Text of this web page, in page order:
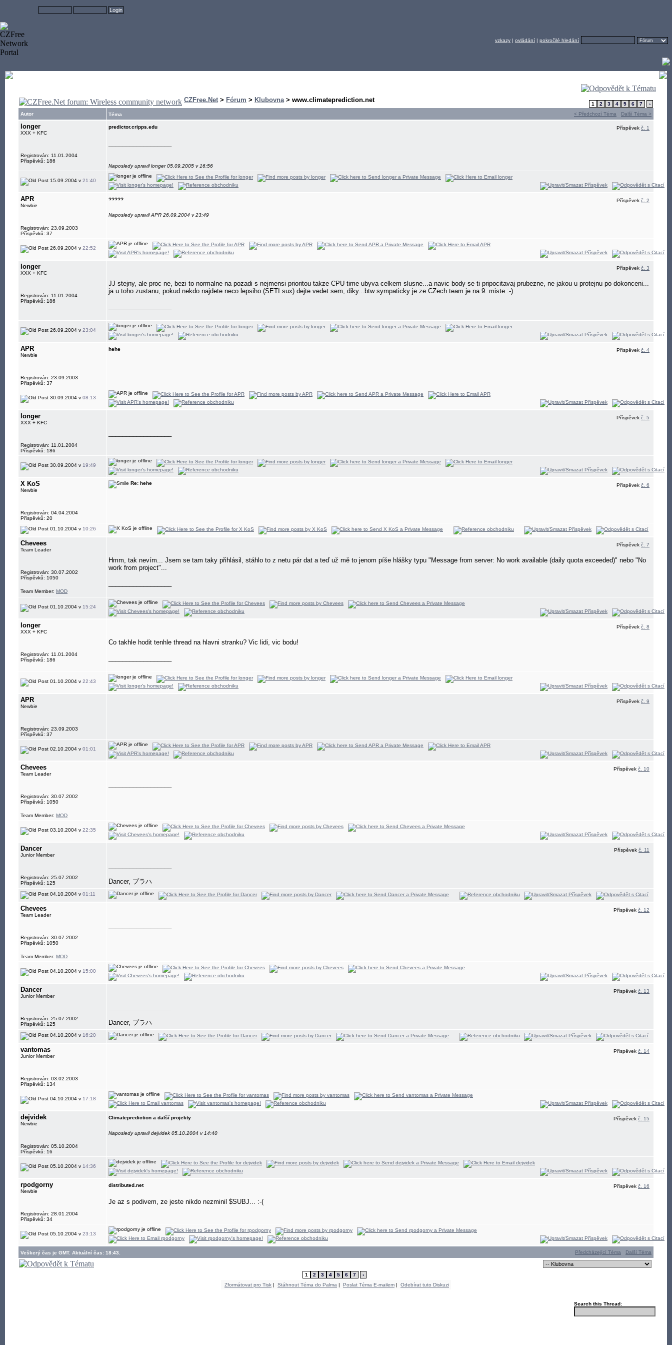
vzkazy | ovládání | pokročilé hledání
CZFree.Net > Fórum > Klubovna> www.climateprediction.net
1 2 3 4 5 6 7
›
Autor
Téma < Předchozí Téma Další Téma >
longer
XXX + KFC
Registrován: 11.01.2004
Příspěvků: 186
predictor.cripps.edu Příspěvek č. 1
Naposledy upravil longer 05.09.2005 v 16:56
15.09.2004 v 21:40
APR
Newbie
Registrován: 23.09.2003
Příspěvků: 37
????? Příspěvek č. 2
Naposledy upravil APR 26.09.2004 v 23:49
26.09.2004 v 22:52
longer
XXX + KFC
Registrován: 11.01.2004
Příspěvků: 186
Příspěvek č. 3
JJ stejny, ale proc ne, bezi to normalne na pozadi s nejmensi prioritou takze CPU time ubyva celkem slusne...a navic body se ti pripocitavaj prubezne, ne jakou u protejnu po dokonceni...
ja u toho zustanu, pokud nekdo najdete neco lepsiho (SETI sux) dejte vedet sem, diky...btw sympaticky je ze CZech team je na 9. miste :-)
26.09.2004 v 23:04
APR
Newbie
Registrován: 23.09.2003
Příspěvků: 37
hehe Příspěvek č. 4
30.09.2004 v 08:13
longer
XXX + KFC
Registrován: 11.01.2004
Příspěvků: 186
Příspěvek č. 5
30.09.2004 v 19:49
X KoS
Newbie
Registrován: 04.04.2004
Příspěvků: 20
Re: hehe Příspěvek č. 6
01.10.2004 v 10:26
Chevees
Team Leader
Registrován: 30.07.2002
Příspěvků: 1050
Team Member: MOD
Příspěvek č. 7
Hmm, tak nevím... Jsem se tam taky přihlásil, stáhlo to z netu pár dat a teď už mě to jenom píše hlášky typu "Message from server: No work available (daily quota exceeded)" nebo "No
work from project"...
01.10.2004 v 15:24
longer
XXX + KFC
Registrován: 11.01.2004
Příspěvků: 186
Příspěvek č. 8
Co takhle hodit tenhle thread na hlavni stranku? Vic lidi, vic bodu!
01.10.2004 v 22:43
APR
Newbie
Registrován: 23.09.2003
Příspěvků: 37
Příspěvek č. 9
02.10.2004 v 01:01
Chevees
Team Leader
Registrován: 30.07.2002
Příspěvků: 1050
Team Member: MOD
Příspěvek č. 10
03.10.2004 v 22:35
Dancer
Junior Member
Registrován: 25.07.2002
Příspěvků: 125
Příspěvek č. 11
Dancer, プラハ
04.10.2004 v 01:11
Chevees
Team Leader
Registrován: 30.07.2002
Příspěvků: 1050
Team Member: MOD
Příspěvek č. 12
04.10.2004 v 15:00
Dancer
Junior Member
Registrován: 25.07.2002
Příspěvků: 125
Příspěvek č. 13
Dancer, プラハ
04.10.2004 v 16:20
vantomas
Junior Member
Registrován: 03.02.2003
Příspěvků: 134
Příspěvek č. 14
04.10.2004 v 17:18
dejvidek
Newbie
Registrován: 05.10.2004
Příspěvků: 16
Climateprediction a další projekty Příspěvek č. 15
Naposledy upravil dejvidek 05.10.2004 v 14:40
05.10.2004 v 14:36
rpodgorny
Newbie
Registrován: 28.01.2004
Příspěvků: 34
distributed.net Příspěvek č. 16
Je az s podivem, ze jeste nikdo nezminil $SUBJ... :-(
05.10.2004 v 23:13
Veškerý čas je GMT. Aktuální čas: 18:43. Předcházející Téma Další Téma
1 2 3 4 5 6 7
›
Zformátovat pro Tisk | Stáhnout Téma do Palma | Poslat Téma E-mailem | Odebírat tuto Diskuzi
Search this Thread: